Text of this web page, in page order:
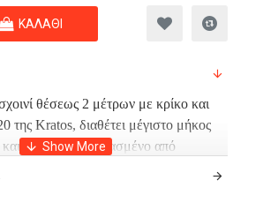
ΚΑΛΆΘΙ
θέσεως 2 μέτρων με κρίκο και
της Kratos, διαθέτει μέγιστο μήκος
είναι κατασκευασμένο από